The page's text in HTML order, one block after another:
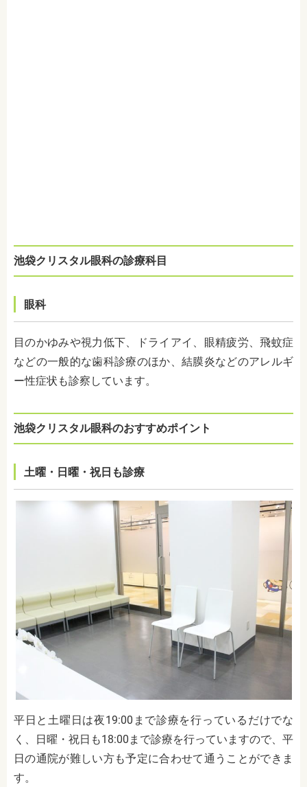
池袋クリスタル眼科の診療科目
眼科
目のかゆみや視力低下、ドライアイ、眼精疲労、飛蚊症
などの一般的な歯科診療のほか、結膜炎などのアレルギ
ー性症状も診察しています。
池袋クリスタル眼科のおすすめポイント
土曜・日曜・祝日も診療
平日と土曜日は夜19:00まで診療を行っているだけでな
く、日曜・祝日も18:00まで診療を行っていますので、平
日の通院が難しい方も予定に合わせて通うことができま
す。